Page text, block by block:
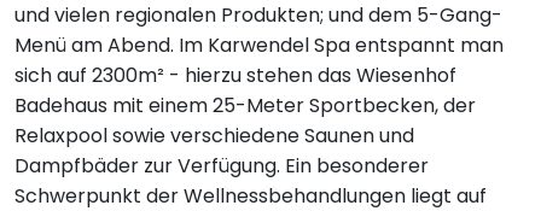
und vielen regionalen Produkten; und dem 5-Gang-
Menü am Abend. Im Karwendel Spa entspannt man
sich auf 2300m² - hierzu stehen das Wiesenhof
Badehaus mit einem 25-Meter Sportbecken, der
Relaxpool sowie verschiedene Saunen und
Dampfbäder zur Verfügung. Ein besonderer
Schwerpunkt der Wellnessbehandlungen liegt auf